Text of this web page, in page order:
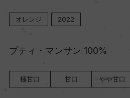
オレンジ 2022
プティ・マンサン 100%
極甘口 甘口 やや甘口